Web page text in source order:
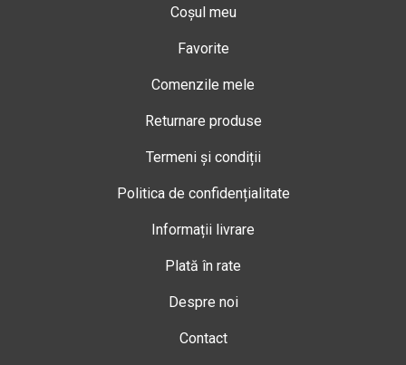
Coșul meu
Favorite
Comenzile mele
Returnare produse
Termeni și condiții
Politica de confidențialitate
Informații livrare
Plată în rate
Despre noi
Contact